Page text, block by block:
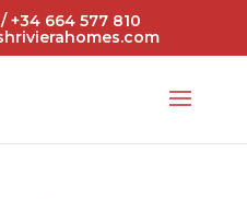
+34 664 577 810